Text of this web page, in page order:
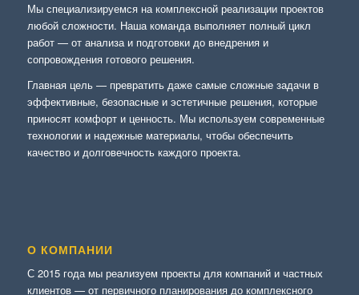
Мы специализируемся на комплексной реализации проектов
любой сложности. Наша команда выполняет полный цикл
работ — от анализа и подготовки до внедрения и
сопровождения готового решения.
Главная цель — превратить даже самые сложные задачи в
эффективные, безопасные и эстетичные решения, которые
приносят комфорт и ценность. Мы используем современные
технологии и надежные материалы, чтобы обеспечить
качество и долговечность каждого проекта.
О КОМПАНИИ
С 2015 года мы реализуем проекты для компаний и частных
клиентов — от первичного планирования до комплексного